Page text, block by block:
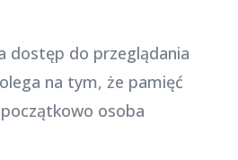
dostęp do przeglądania
na tym, że pamięć
osoba